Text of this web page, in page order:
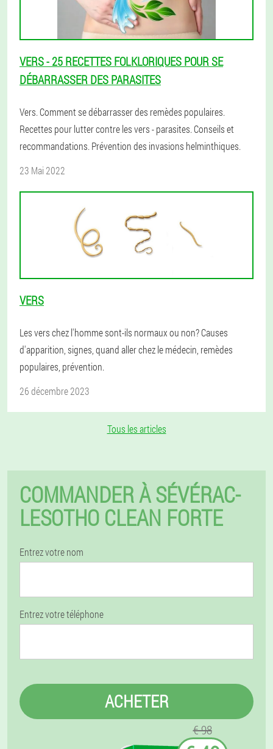
VERS - 25 RECETTES FOLKLORIQUES POUR SE
DÉBARRASSER DES PARASITES
Vers. Comment se débarrasser des remèdes populaires.
Recettes pour lutter contre les vers - parasites. Conseils et
recommandations. Prévention des invasions helminthiques.
23 Mai 2022
VERS
Les vers chez l'homme sont-ils normaux ou non? Causes
d'apparition, signes, quand aller chez le médecin, remèdes
populaires, prévention.
26 décembre 2023
Tous les articles
COMMANDER À SÉVÉRAC-
LESOTHO CLEAN FORTE
Entrez votre nom
Entrez votre téléphone
ACHETER
€ 98